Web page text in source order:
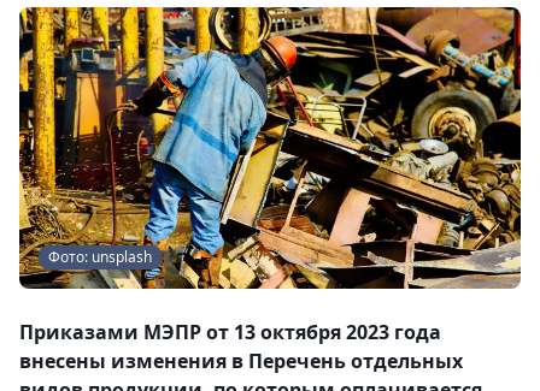
Фото: unsplash
Приказами МЭПР от 13 октября 2023 года
внесены изменения в Перечень отдельных